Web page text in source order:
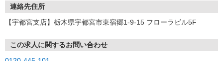
連絡先住所
【宇都宮支店】栃木県宇都宮市東宿郷1-9-15 フローラビル5F
この求人に関するお問い合わせ